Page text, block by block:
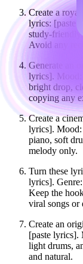
Create a
lyrics: [paste
study-
Avoid any
Generate an
lyrics]. Mood:
bright drop,
copying any
Create a
lyrics]. Mood:
piano, soft
melody only.
Turn these
lyrics].
Keep the
viral songs or
Create an
[paste lyrics].
light drums,
and natural.